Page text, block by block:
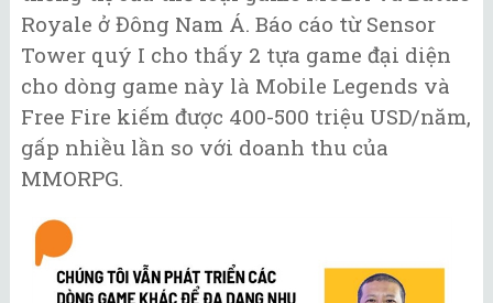
Royale ở Đông Nam Á. Báo cáo từ Sensor
Tower quý I cho thấy 2 tựa game đại diện
cho dòng game này là Mobile Legends và
Free Fire kiếm được 400-500 triệu USD/năm,
gấp nhiều lần so với doanh thu của
MMORPG.